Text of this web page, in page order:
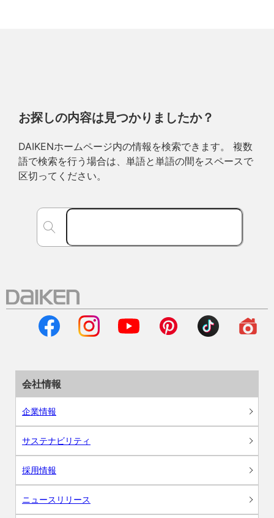
お探しの内容は見つかりましたか？
DAIKENホームページ内の情報を検索できます。 複数
語で検索を行う場合は、単語と単語の間をスペースで
区切ってください。
会社情報
企業情報
サステナビリティ
採用情報
ニュースリリース